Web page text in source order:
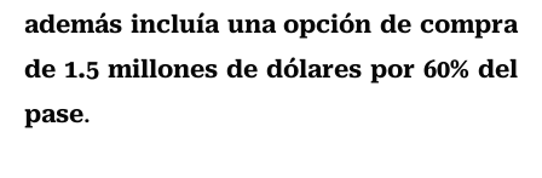
además incluía una opción de compra
de 1.5 millones de dólares por 60% del
pase.